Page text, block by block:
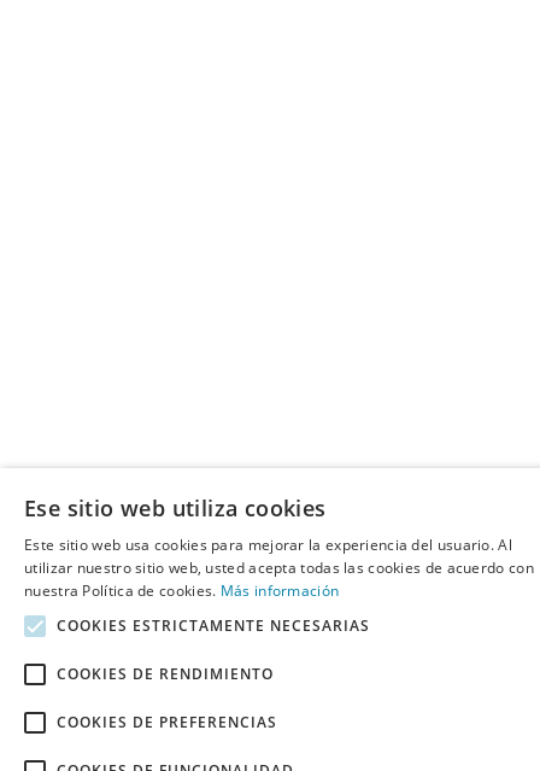
Ese sitio web utiliza cookies
Este sitio web usa cookies para mejorar la experiencia del usuario. Al
utilizar nuestro sitio web, usted acepta todas las cookies de acuerdo con
nuestra Política de cookies. Más información
COOKIES ESTRICTAMENTE NECESARIAS
COOKIES DE RENDIMIENTO
COOKIES DE PREFERENCIAS